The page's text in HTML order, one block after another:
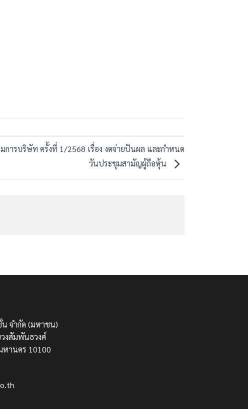
ารบริษัท ครั้งที่ 1/2568 เรื่อง งดจ่ายปันผล และกำหนด
วันประชุมสามัญผู้ถือหุ้น
จำกัด (มหาชน)
งสัมพันธวงศ์
หานคร 10100